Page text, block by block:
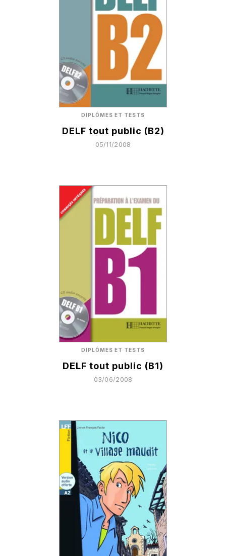
DIPLÔMES ET TESTS
DELF tout public (B2)
05/11/2008
DIPLÔMES ET TESTS
DELF tout public (B1)
03/06/2008